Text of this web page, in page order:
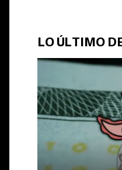
LO ÚLTIMO